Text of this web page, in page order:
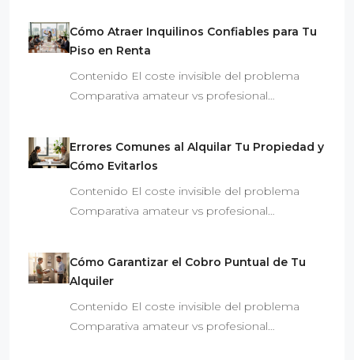
Cómo Atraer Inquilinos Confiables para Tu
Piso en Renta
Contenido El coste invisible del problema
Comparativa amateur vs profesional…
Errores Comunes al Alquilar Tu Propiedad y
Cómo Evitarlos
Contenido El coste invisible del problema
Comparativa amateur vs profesional…
Cómo Garantizar el Cobro Puntual de Tu
Alquiler
Contenido El coste invisible del problema
Comparativa amateur vs profesional…